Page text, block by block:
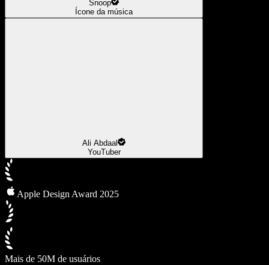
Snoop
Ícone da música
Ali Abdaal
YouTuber
Apple Design Award 2025
Mais de 50M de usuários